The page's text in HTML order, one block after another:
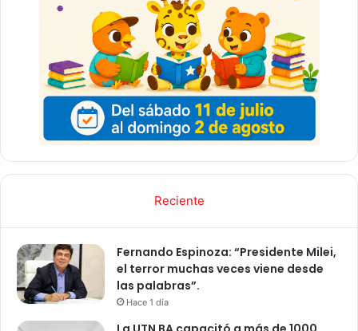
Reciente
Fernando Espinoza: “Presidente Milei,
el terror muchas veces viene desde
las palabras”.
Hace 1 día